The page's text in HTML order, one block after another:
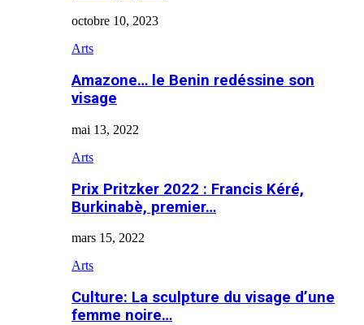
octobre 10, 2023
Arts
Amazone… le Benin redéssine son
visage
mai 13, 2022
Arts
Prix Pritzker 2022 : Francis Kéré,
Burkinabè, premier…
mars 15, 2022
Arts
Culture: La sculpture du visage d’une
femme noire…